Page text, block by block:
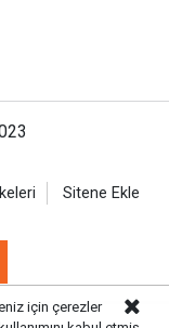
Sitene Ekle
için çerezler